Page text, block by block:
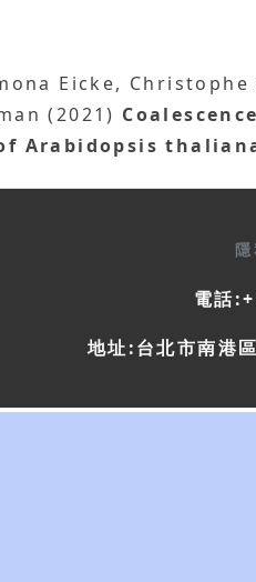
Eicke, Christophe
(2021)
Arabidopsis
電話
地址:台北市南港